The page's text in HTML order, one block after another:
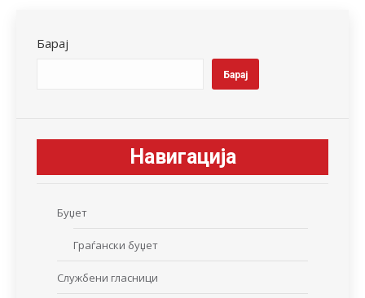
Барај
Барај
Навигација
Буџет
Граѓански буџет
Службени гласници